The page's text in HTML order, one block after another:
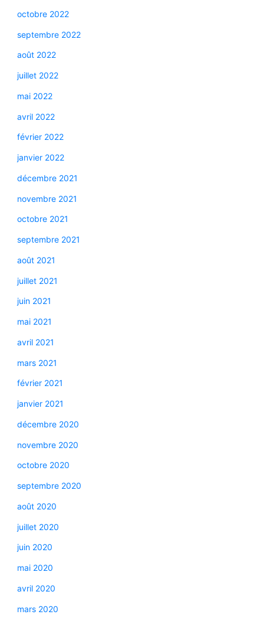
octobre 2022
septembre 2022
août 2022
juillet 2022
mai 2022
avril 2022
février 2022
janvier 2022
décembre 2021
novembre 2021
octobre 2021
septembre 2021
août 2021
juillet 2021
juin 2021
mai 2021
avril 2021
mars 2021
février 2021
janvier 2021
décembre 2020
novembre 2020
octobre 2020
septembre 2020
août 2020
juillet 2020
juin 2020
mai 2020
avril 2020
mars 2020